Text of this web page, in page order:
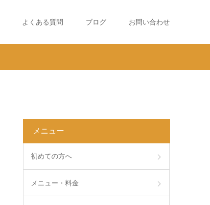
よくある質問 ブログ お問い合わせ
メニュー
初めての方へ
メニュー・料金